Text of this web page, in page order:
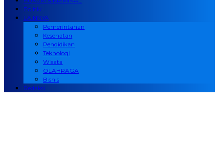
Politik
LAINNYA
Pemerintahan
Kesehatan
Pendidikan
Teknologi
Wisata
OLAHRAGA
Bisnis
Redaksi